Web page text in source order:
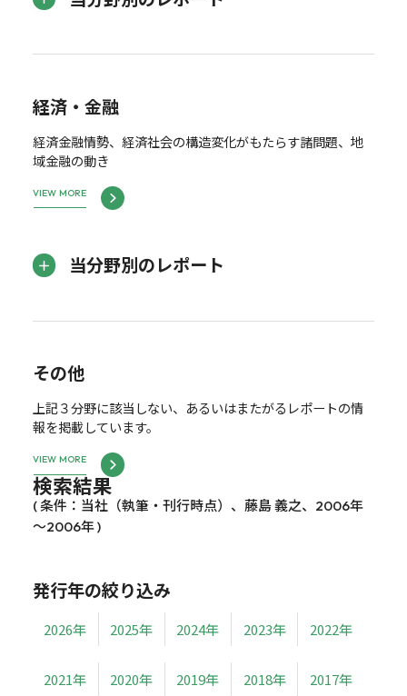
経済・金融
経済金融情勢、経済社会の構造変化がもたらす諸問題、地
域金融の動き
VIEW MORE
当分野別のレポート
その他
上記３分野に該当しない、あるいはまたがるレポートの情
報を掲載しています。
VIEW MORE
検索結果
( 条件：当社（執筆・刊行時点）、藤島 義之、2006年
～2006年 )
発行年の絞り込み
2026年 2025年 2024年 2023年 2022年
2021年 2020年 2019年 2018年 2017年